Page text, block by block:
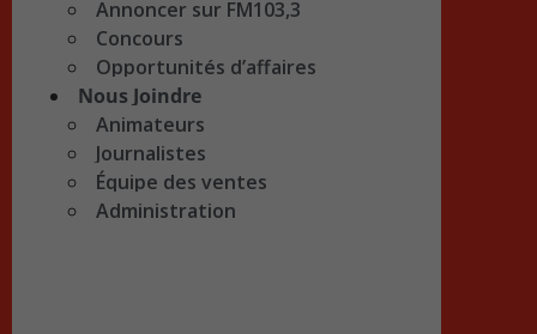
Annoncer sur FM103,3
Concours
Opportunités d’affaires
Nous Joindre
Animateurs
Journalistes
Équipe des ventes
Administration